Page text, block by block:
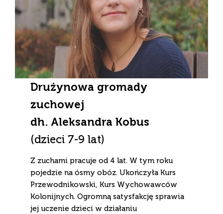
Drużynowa gromady
zuchowej
dh. Aleksandra Kobus
(dzieci 7-9 lat)
Z zuchami pracuje od 4 lat. W tym roku
pojedzie na ósmy obóz. Ukończyła Kurs
Przewodnikowski, Kurs Wychowawców
Kolonijnych. Ogromną satysfakcję sprawia
jej uczenie dzieci w działaniu